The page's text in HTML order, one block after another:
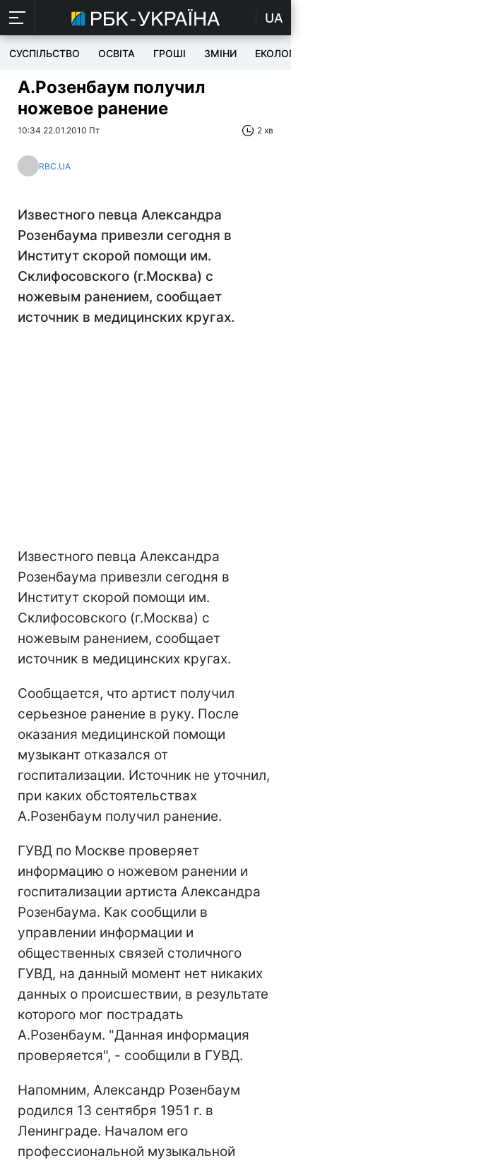
UA
СУСПІЛЬСТВО ОСВІТА ГРОШІ ЗМІНИ ЕКОЛОГІЯ
А.Розенбаум получил
ножевое ранение
10:34 22.01.2010 Пт 2 хв
RBC.UA
Известного певца Александра
Розенбаума привезли сегодня в
Институт скорой помощи им.
Склифосовского (г.Москва) с
ножевым ранением, сообщает
источник в медицинских кругах.
Известного певца Александра
Розенбаума привезли сегодня в
Институт скорой помощи им.
Склифосовского (г.Москва) с
ножевым ранением, сообщает
источник в медицинских кругах.
Сообщается, что артист получил
серьезное ранение в руку. После
оказания медицинской помощи
музыкант отказался от
госпитализации. Источник не уточнил,
при каких обстоятельствах
А.Розенбаум получил ранение.
ГУВД по Москве проверяет
информацию о ножевом ранении и
госпитализации артиста Александра
Розенбаума. Как сообщили в
управлении информации и
общественных связей столичного
ГУВД, на данный момент нет никаких
данных о происшествии, в результате
которого мог пострадать
А.Розенбаум. "Данная информация
проверяется", - сообщили в ГУВД.
Напомним, Александр Розенбаум
родился 13 сентября 1951 г. в
Ленинграде. Началом его
профессиональной музыкальной